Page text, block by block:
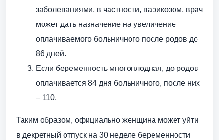
заболеваниями, в частности, варикозом, врач
может дать назначение на увеличение
оплачиваемого больничного после родов до
86 дней.
Если беременность многоплодная, до родов
оплачивается 84 дня больничного, после них
– 110.
Таким образом, официально женщина может уйти
в декретный отпуск на 30 неделе беременности